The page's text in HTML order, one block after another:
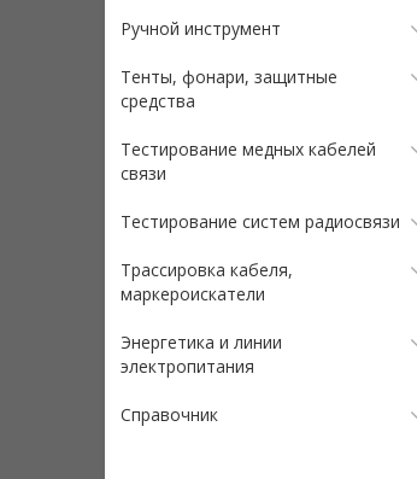
Ручной инструмент
Тенты, фонари, защитные
средства
Тестирование медных кабелей
связи
Тестирование систем радиосвязи
Трассировка кабеля,
маркероискатели
Энергетика и линии
электропитания
Справочник